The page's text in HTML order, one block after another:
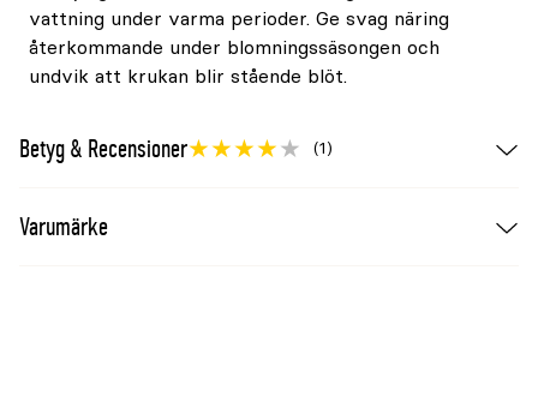
vattning under varma perioder. Ge svag näring
återkommande under blomningssäsongen och
undvik att krukan blir stående blöt.
Betyg & Recensioner (1)
Varumärke